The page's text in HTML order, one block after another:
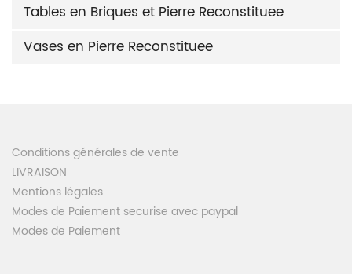
Tables en Briques et Pierre Reconstituee
Vases en Pierre Reconstituee
Conditions générales de vente
LIVRAISON
Mentions légales
Modes de Paiement securise avec paypal
Modes de Paiement